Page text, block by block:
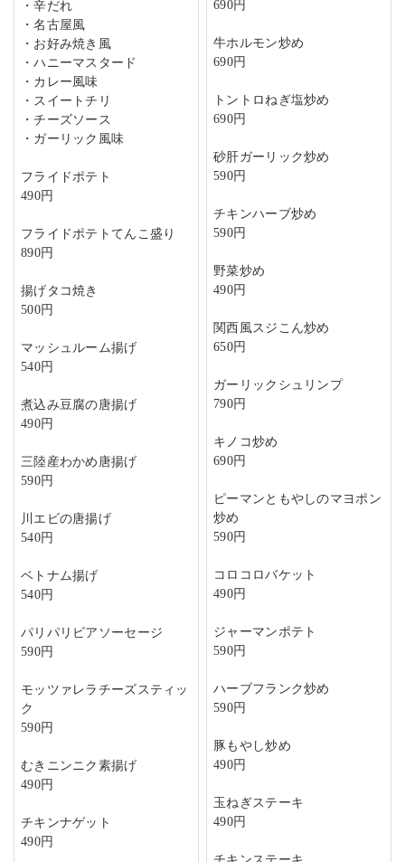
・辛だれ
・名古屋風
・お好み焼き風
・ハニーマスタード
・カレー風味
・スイートチリ
・チーズソース
・ガーリック風味
フライドポテト
490円
フライドポテトてんこ盛り
890円
揚げタコ焼き
500円
マッシュルーム揚げ
540円
煮込み豆腐の唐揚げ
490円
三陸産わかめ唐揚げ
590円
川エビの唐揚げ
540円
ベトナム揚げ
540円
パリパリビアソーセージ
590円
モッツァレラチーズスティッ
ク
590円
むきニンニク素揚げ
490円
チキンナゲット
490円
690円
牛ホルモン炒め
690円
トントロねぎ塩炒め
690円
砂肝ガーリック炒め
590円
チキンハーブ炒め
590円
野菜炒め
490円
関西風スジこん炒め
650円
ガーリックシュリンプ
790円
キノコ炒め
690円
ピーマンともやしのマヨポン
炒め
590円
コロコロバケット
490円
ジャーマンポテト
590円
ハーブフランク炒め
590円
豚もやし炒め
490円
玉ねぎステーキ
490円